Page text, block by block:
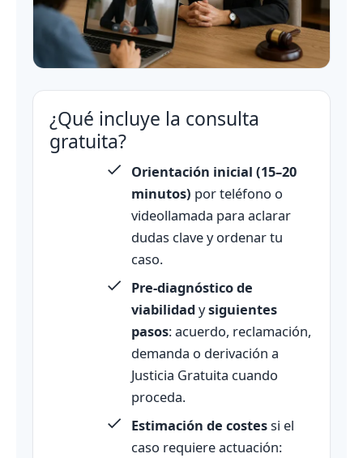
¿Qué incluye la consulta
gratuita?
Orientación inicial (15–20
minutos) por teléfono o
videollamada para aclarar
dudas clave y ordenar tu
caso.
Pre‑diagnóstico de
viabilidadysiguientes
pasos: acuerdo, reclamación,
demanda o derivación a
Justicia Gratuita cuando
proceda.
Estimación de costessi el
caso requiere actuación: